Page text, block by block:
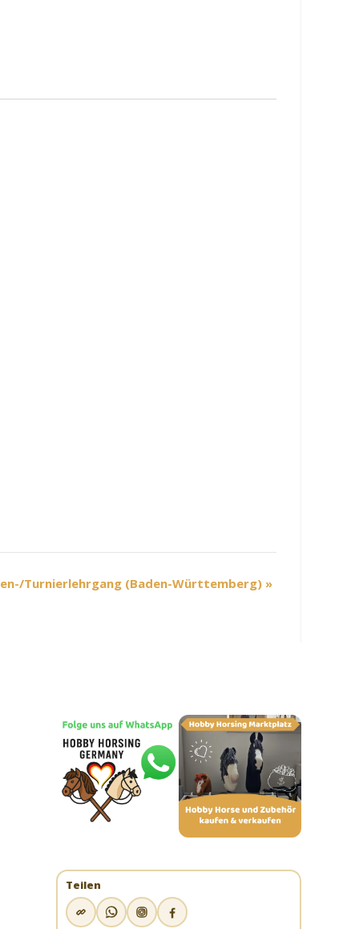
Turnierlehrgang (Baden-Württemberg) »
Teilen